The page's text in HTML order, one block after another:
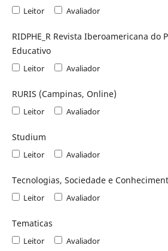
Leitor Avaliador
RIDPHE_R Revista Iberoamericana do
Educativo
Leitor Avaliador
RURIS (Campinas, Online)
Leitor Avaliador
Studium
Leitor Avaliador
Tecnologias, Sociedade e
Leitor Avaliador
Tematicas
Leitor Avaliador